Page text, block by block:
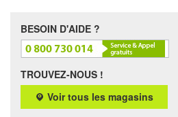
BESOIN D'AIDE ?
TROUVEZ-NOUS !
Voir tous les magasins